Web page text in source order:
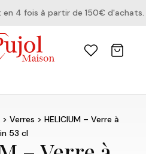
4 fois à partir de 150€ d'achats.
> Verres > HELICIUM – Verre à
53 cl